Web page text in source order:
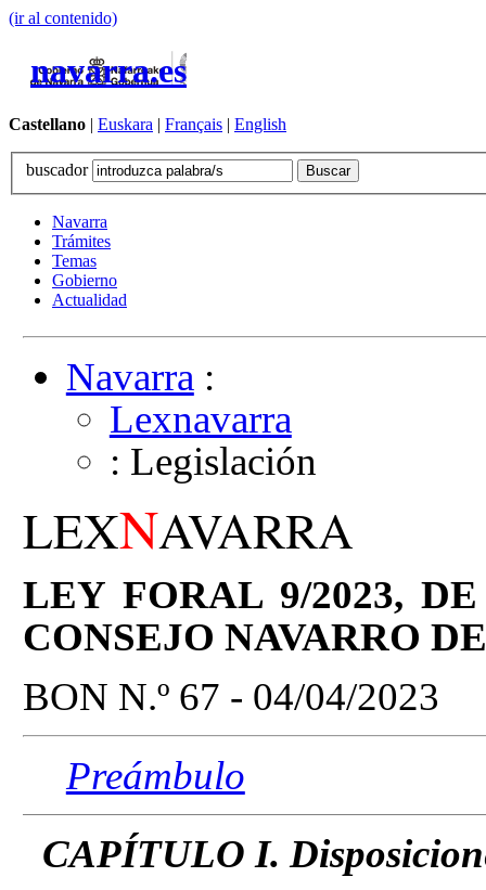
(ir al contenido)
navarra.es
Castellano | Euskara | Français | English
buscador
Navarra
Trámites
Temas
Gobierno
Actualidad
Navarra:
Lexnavarra
: Legislación
LEXNAVARRA
LEY FORAL 9/2023,
CONSEJO NAVARRO
BON N.º 67 - 04/04/2023
Preámbulo
CAPÍTULO I.